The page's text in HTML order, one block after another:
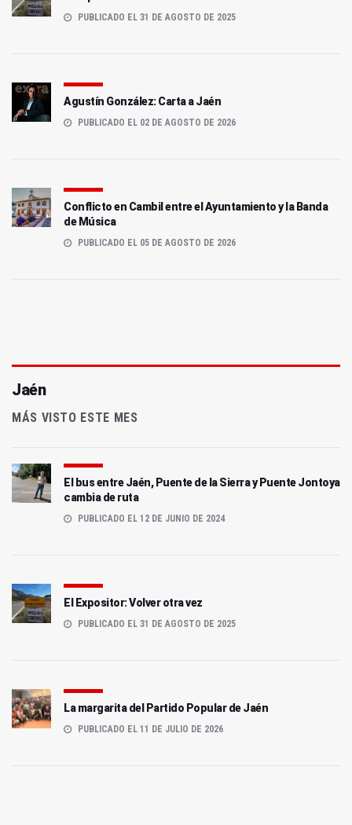
PUBLICADO EL 31 DE AGOSTO DE 2025
Agustín González: Carta a Jaén
PUBLICADO EL 02 DE AGOSTO DE 2026
Conflicto en Cambil entre el Ayuntamiento y la Banda
de Música
PUBLICADO EL 05 DE AGOSTO DE 2026
Jaén
MÁS VISTO ESTE MES
El bus entre Jaén, Puente de la Sierra y Puente Jontoya
cambia de ruta
PUBLICADO EL 12 DE JUNIO DE 2024
El Expositor: Volver otra vez
PUBLICADO EL 31 DE AGOSTO DE 2025
La margarita del Partido Popular de Jaén
PUBLICADO EL 11 DE JULIO DE 2026